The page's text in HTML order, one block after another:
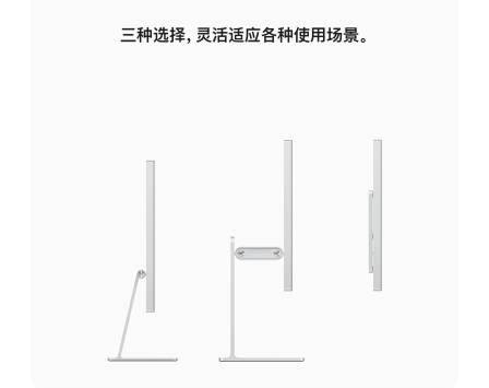
三种选择，灵活适应各种使用场景。